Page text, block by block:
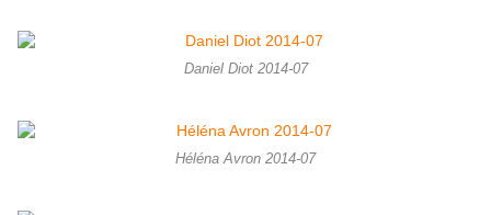
Daniel Diot 2014-07
Héléna Avron 2014-07